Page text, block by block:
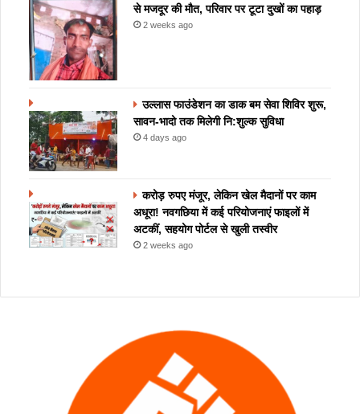
से मजदूर की मौत, परिवार पर टूटा दुखों का पहाड़
2 weeks ago
उल्लास फाउंडेशन का डाक बम सेवा शिविर शुरू,
सावन-भादो तक मिलेगी नि:शुल्क सुविधा
4 days ago
करोड़ रुपए मंजूर, लेकिन खेल मैदानों पर काम
अधूरा! नवगछिया में कई परियोजनाएं फाइलों में
अटकीं, सहयोग पोर्टल से खुली तस्वीर
2 weeks ago